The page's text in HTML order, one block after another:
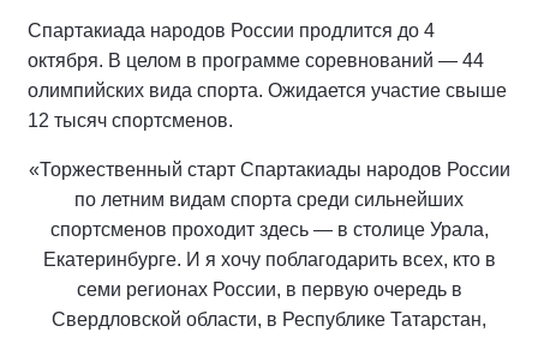
Спартакиада народов России продлится до 4
октября. В целом в программе соревнований — 44
олимпийских вида спорта. Ожидается участие свыше
12 тысяч спортсменов.
«Торжественный старт Спартакиады народов России
по летним видам спорта среди сильнейших
спортсменов проходит здесь — в столице Урала,
Екатеринбурге. И я хочу поблагодарить всех, кто в
семи регионах России, в первую очередь в
Свердловской области, в Республике Татарстан,